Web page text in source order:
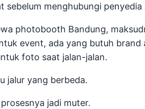
sebelum menghubungi
photobooth Bandung,
event, ada yang butuh
foto saat jalan-jalan.
jalur yang berbeda.
jadi muter.